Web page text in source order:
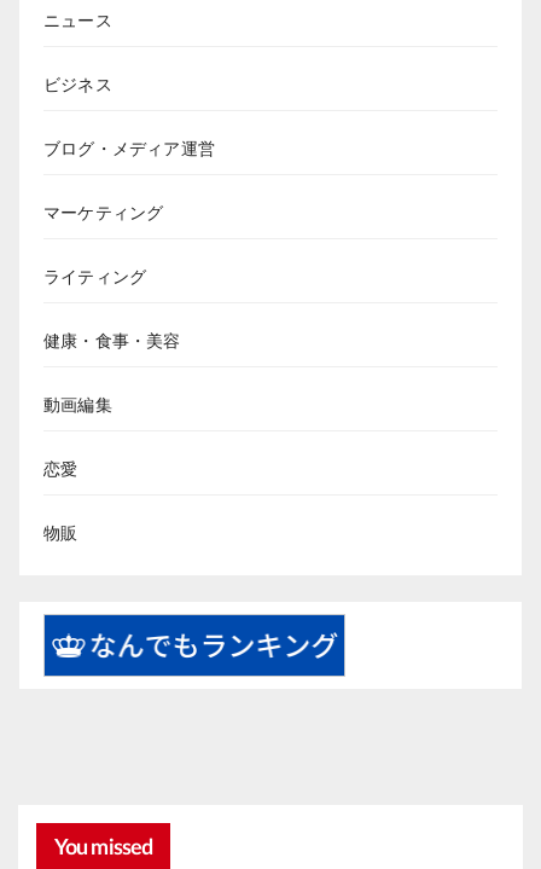
ニュース
ビジネス
ブログ・メディア運営
マーケティング
ライティング
健康・食事・美容
動画編集
恋愛
物販
You missed